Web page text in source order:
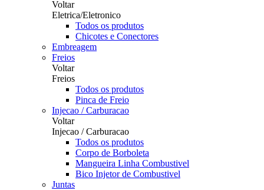
Voltar
Eletrica/Eletronico
Todos os produtos
Chicotes e Conectores
Embreagem
Freios
Voltar
Freios
Todos os produtos
Pinca de Freio
Injecao / Carburacao
Voltar
Injecao / Carburacao
Todos os produtos
Corpo de Borboleta
Mangueira Linha Combustivel
Bico Injetor de Combustivel
Juntas